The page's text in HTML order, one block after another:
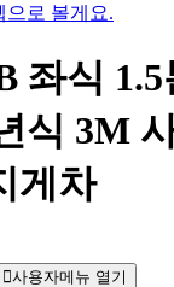
으로 볼게요.
좌식
식 3M
게차
사용자메뉴 열기